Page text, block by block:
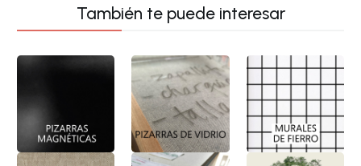
También te puede interesar